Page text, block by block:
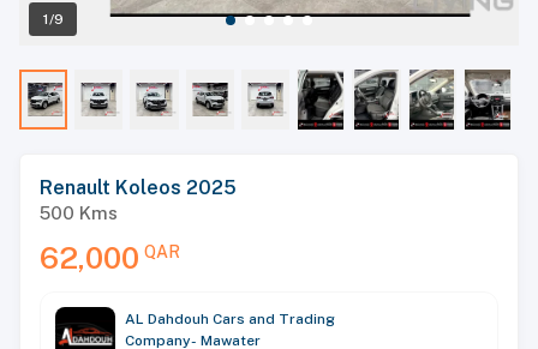
1/9
Renault Koleos 2025
500 Kms
62,000 QAR
AL Dahdouh Cars and Trading
Company- Mawater